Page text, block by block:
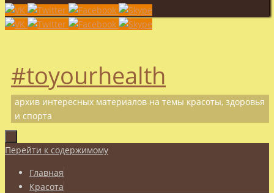
#toyourhealth
архив интересных материалов на темы красоты, здоровья
и спорта
Перейти к содержимому
Главная
Красота